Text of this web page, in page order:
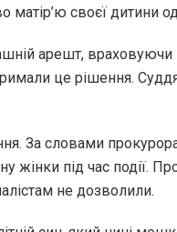
матір’ю своєї дитини
арешт, враховуючи
це рішення.
За словами
жінки під час події.
не дозволили.